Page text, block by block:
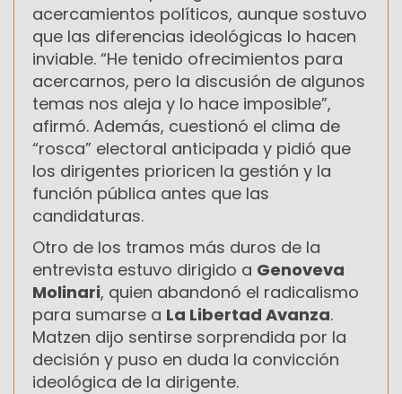
acercamientos políticos, aunque sostuvo
que las diferencias ideológicas lo hacen
inviable. “He tenido ofrecimientos para
acercarnos, pero la discusión de algunos
temas nos aleja y lo hace imposible”,
afirmó. Además, cuestionó el clima de
“rosca” electoral anticipada y pidió que
los dirigentes prioricen la gestión y la
función pública antes que las
candidaturas.
Otro de los tramos más duros de la
entrevista estuvo dirigido a Genoveva
Molinari, quien abandonó el radicalismo
para sumarse a La Libertad Avanza.
Matzen dijo sentirse sorprendida por la
decisión y puso en duda la convicción
ideológica de la dirigente.